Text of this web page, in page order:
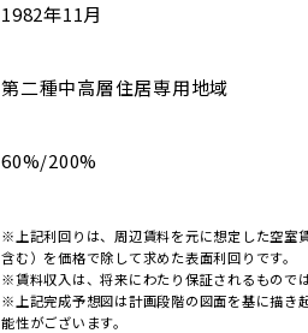
1982年11月
第二種中高層住居専用地域
60%/200%
※上記利回りは、周辺賃料を元に想定した空室
含む）を価格で除して求めた表面利回りです。
※賃料収入は、将来にわたり保証されるもので
※上記完成予想図は計画段階の図面を基に描き
能性がございます。